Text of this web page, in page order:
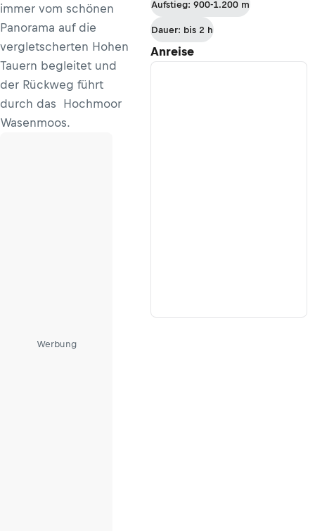
immer vom schönen
Panorama auf die
vergletscherten Hohen
Tauern begleitet und
der Rückweg führt
durch das Hochmoor
Wasenmoos.
Werbung
Aufstieg: 900-1.200 m
Dauer: bis 2 h
Anreise